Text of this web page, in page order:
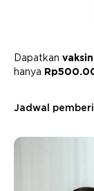
Dapatkan
hanya
Jadwal